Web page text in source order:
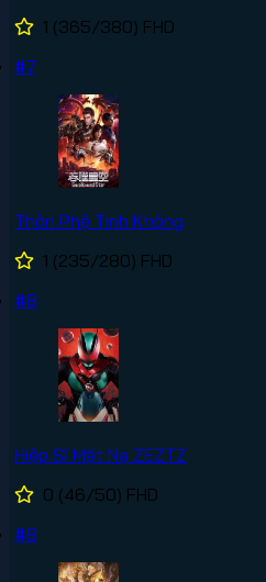
1 (365/380) FHD
#7
Thôn Phệ Tinh Không
1 (235/280) FHD
#8
Hiệp Sĩ Mặt Nạ ZEZTZ
0 (46/50) FHD
#9